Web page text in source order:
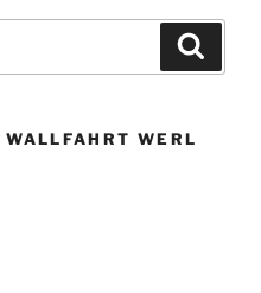
WERL